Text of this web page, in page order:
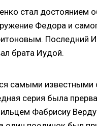
стал достоянием
Федора и
Последний
брата Иудой.
самыми
серия была
Фабрисиу